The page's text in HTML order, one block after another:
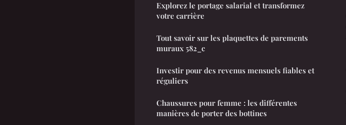
Explorez le portage salarial et transformez
votre carrière
Tout savoir sur les plaquettes de parements
muraux 582_c
Investir pour des revenus mensuels fiables et
réguliers
Chaussures pour femme : les différentes
manières de porter des bottines